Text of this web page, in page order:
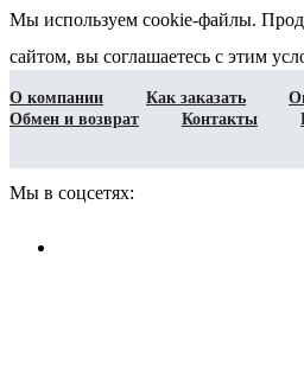
Мы используем cookie-файлы.
сайтом, вы соглашаетесь с этим
О компании Как заказать
Обмен и возврат
Контакты
Мы в соцсетях: